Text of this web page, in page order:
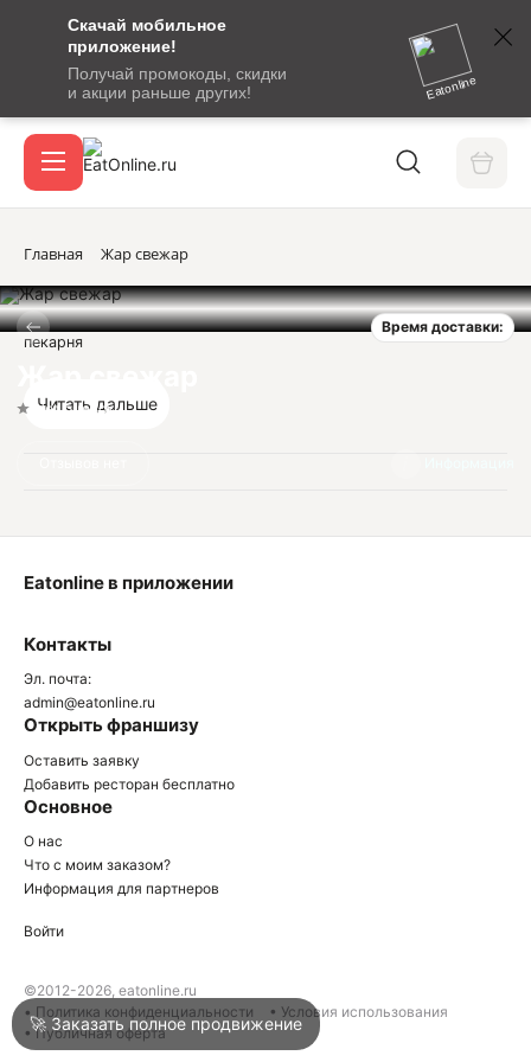
Скачай мобильное
приложение!
Получай промокоды, скидки
и акции раньше других!
Eatonline
сообщение
кодом
подтверждения
Вход / регистрация
Акции
Войти
Написать в техподдержку
Главная Жар свежар
Время доставки:
Нет оценок
пекарня
Читать дальше
Контакты
Эл. почта:
admin@eatonline.ru
Открыть франшизу
Оставить заявку
Добавить ресторан бесплатно
Основное
О нас
Что с моим заказом?
Информация для партнеров
Eatonline в приложении
Войти
©2012-2026, eatonline.ru
• Политика конфиденциальности
• Условия использования
• Публичная оферта
🚀 Заказать полное продвижение